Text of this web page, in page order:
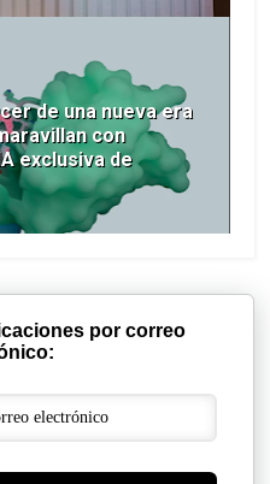
de una nueva era
con
exclusiva de
por correo